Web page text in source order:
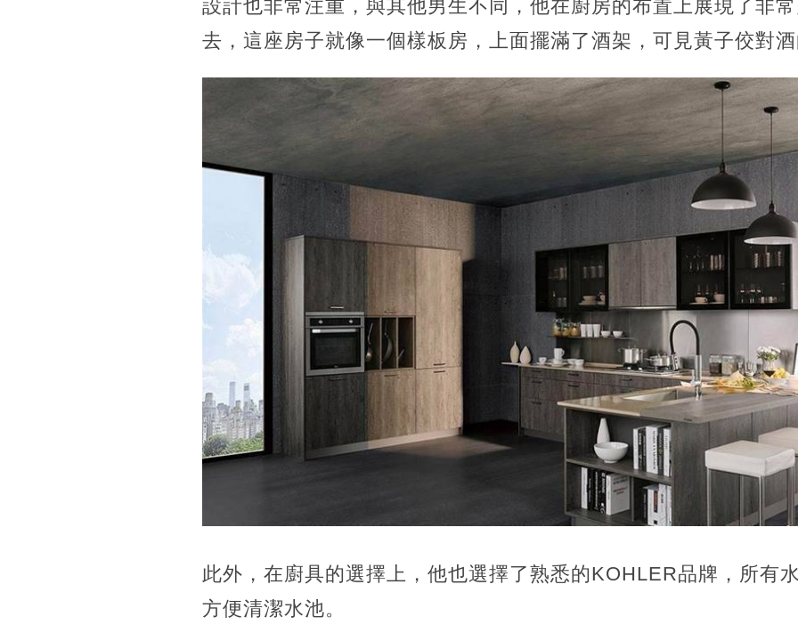
設計也非常注重，與其他男生不同，他在廚房的布置上展現了非
去，這座房子就像一個樣板房，上面擺滿了酒架，可見黃子佼對
此外，在廚具的選擇上，他也選擇了熟悉的KOHLER品牌，所有
方便清潔水池。